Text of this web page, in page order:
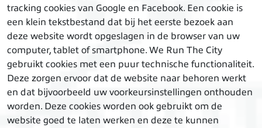
tracking cookies van Google en Facebook. Een cookie is
een klein tekstbestand dat bij het eerste bezoek aan
deze website wordt opgeslagen in de browser van uw
computer, tablet of smartphone. We Run The City
gebruikt cookies met een puur technische functionaliteit.
Deze zorgen ervoor dat de website naar behoren werkt
en dat bijvoorbeeld uw voorkeursinstellingen onthouden
worden. Deze cookies worden ook gebruikt om de
website goed te laten werken en deze te kunnen